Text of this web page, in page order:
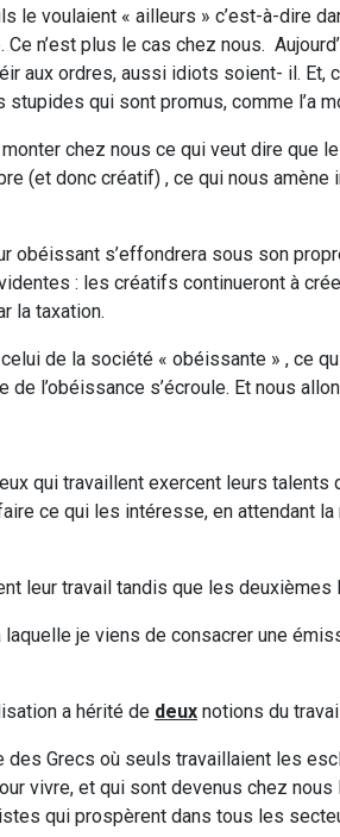
le voulaient « ailleurs » c’est-à-dire
Ce n’est plus le cas chez nous.
aux ordres, aussi idiots soient- il. Et,
qui sont promus, comme l’a
monter chez nous ce qui veut dire
(et donc créatif) , ce qui nous
obéissant s’effondrera sous son
: les créatifs continueront à
la taxation.
de la société « obéissante » , ce
de l’obéissance s’écroule. Et nous
qui travaillent exercent leurs
ce qui les intéresse, en attendant
leur travail tandis que les deuxièmes
laquelle je viens de consacrer une
a hérité de deux notions du
des Grecs où seuls travaillaient les
vivre, et qui sont devenus chez
qui prospèrent dans tous les